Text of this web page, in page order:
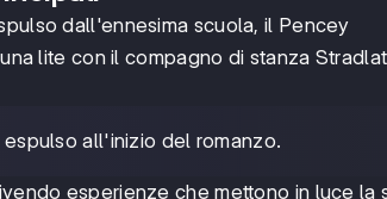
dall'ennesima scuola, il Pencey
lite con il compagno di stanza
all'inizio del romanzo.
esperienze che mettono in luce la